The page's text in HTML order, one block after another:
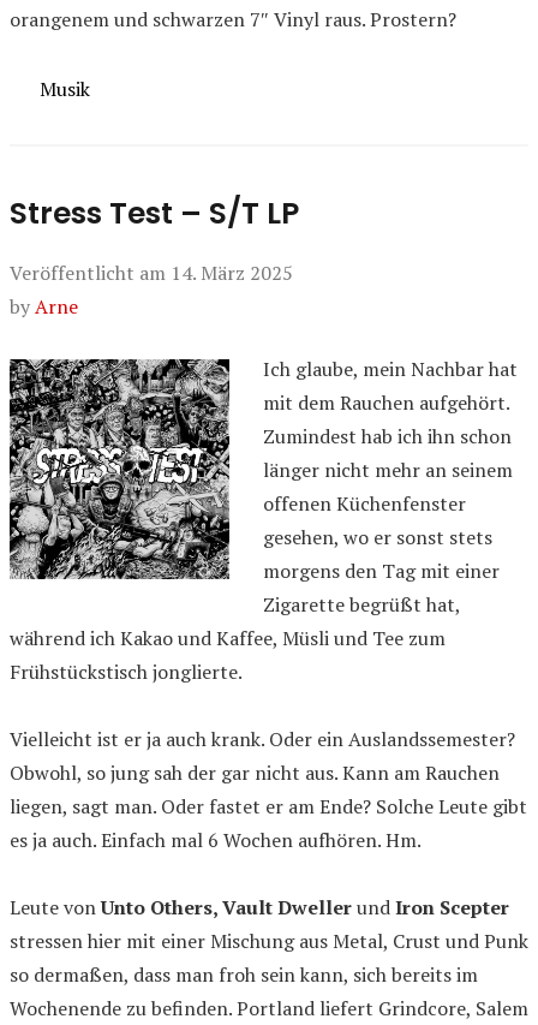
orangenem und schwarzen 7″ Vinyl raus. Prostern?
Kategorien
Musik
Stress Test – S/T LP
Veröffentlicht am 14. März 2025
byArne
Ich glaube, mein Nachbar hat
mit dem Rauchen aufgehört.
Zumindest hab ich ihn schon
länger nicht mehr an seinem
offenen Küchenfenster
gesehen, wo er sonst stets
morgens den Tag mit einer
Zigarette begrüßt hat,
während ich Kakao und Kaffee, Müsli und Tee zum
Frühstückstisch jonglierte.
Vielleicht ist er ja auch krank. Oder ein Auslandssemester?
Obwohl, so jung sah der gar nicht aus. Kann am Rauchen
liegen, sagt man. Oder fastet er am Ende? Solche Leute gibt
es ja auch. Einfach mal 6 Wochen aufhören. Hm.
Leute vonUnto Others, Vault DwellerundIron Scepter
stressen hier mit einer Mischung aus Metal, Crust und Punk
so dermaßen, dass man froh sein kann, sich bereits im
Wochenende zu befinden. Portland liefert Grindcore, Salem